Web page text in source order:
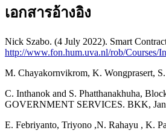
เอกสารอ้างอิง
Nick Szabo. (4 July 2022). Smart
http://www.fon.hum.uva.nl/rob/Courses/
M. Chayakornvikrom, K. Wongprasert,
C. Inthanok and S. Phatthanakhuha,
GOVERNMENT SERVICES. BKK,
E. Febriyanto, Triyono ,N. Rahayu , K.